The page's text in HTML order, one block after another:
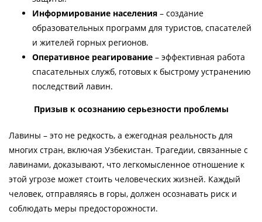
Информирование населения – создание
образовательных программ для туристов, спасателей
и жителей горных регионов.
Оперативное реагирование – эффективная работа
спасательных служб, готовых к быстрому устранению
последствий лавин.
Призыв к осознанию серьезности проблемы
Лавины – это не редкость, а ежегодная реальность для
многих стран, включая Узбекистан. Трагедии, связанные с
лавинами, доказывают, что легкомысленное отношение к
этой угрозе может стоить человеческих жизней. Каждый
человек, отправляясь в горы, должен осознавать риск и
соблюдать меры предосторожности.